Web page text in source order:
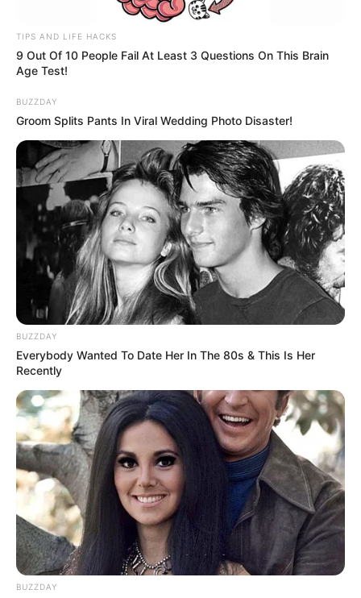
રાજ્યમાં છેલ્લા થોડા દિવસોથી ભારે વરસાદી વરસી
રહ્યો છે. એવામાં હવામાન વિભાગ દ્વારા ગુજરાતમાં
હવામાન વિભાગ દ્વારા આગામી છ દિવસ રાજ્યમાં
વરસાદ રહેવાની આગાહી કરવામાં આવી છે. તેમ છતાં
છેલ્લા બે દિવસની સરખામણીએ આજે વરસાદનું જોર
ઘટવાનું છે. તેમ છતાં આજે પણ રાજ્યના કેટલાક
જિલ્લાઓમાં ભારે વરસાદનું રેડ એલર્ટ આપવામાં આવેલ
છે. જ્યારે કેટલાક જિલ્લાઓમાં ઓરેન્જ અને યેલો
એલર્ટ અપાયું છે.
TIPS AND LIFE HACKS
9 Out Of 10 People Fail At Least 3 Questions On This Brain
Age Test!
BUZZDAY
Groom Splits Pants In Viral Wedding Photo Disaster!
BUZZDAY
Everybody Wanted To Date Her In The 80s & This Is Her
Recently
BUZZDAY